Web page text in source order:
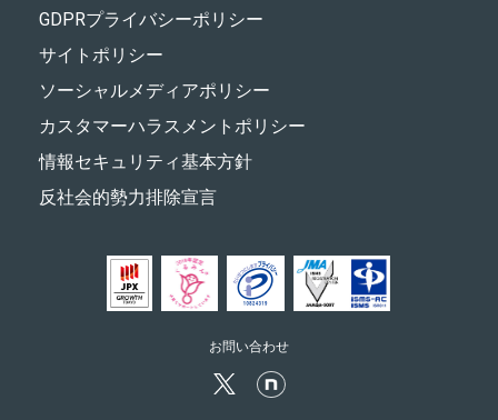
GDPRプライバシーポリシー
サイトポリシー
ソーシャルメディアポリシー
カスタマーハラスメントポリシー
情報セキュリティ基本方針
反社会的勢力排除宣言
お問い合わせ